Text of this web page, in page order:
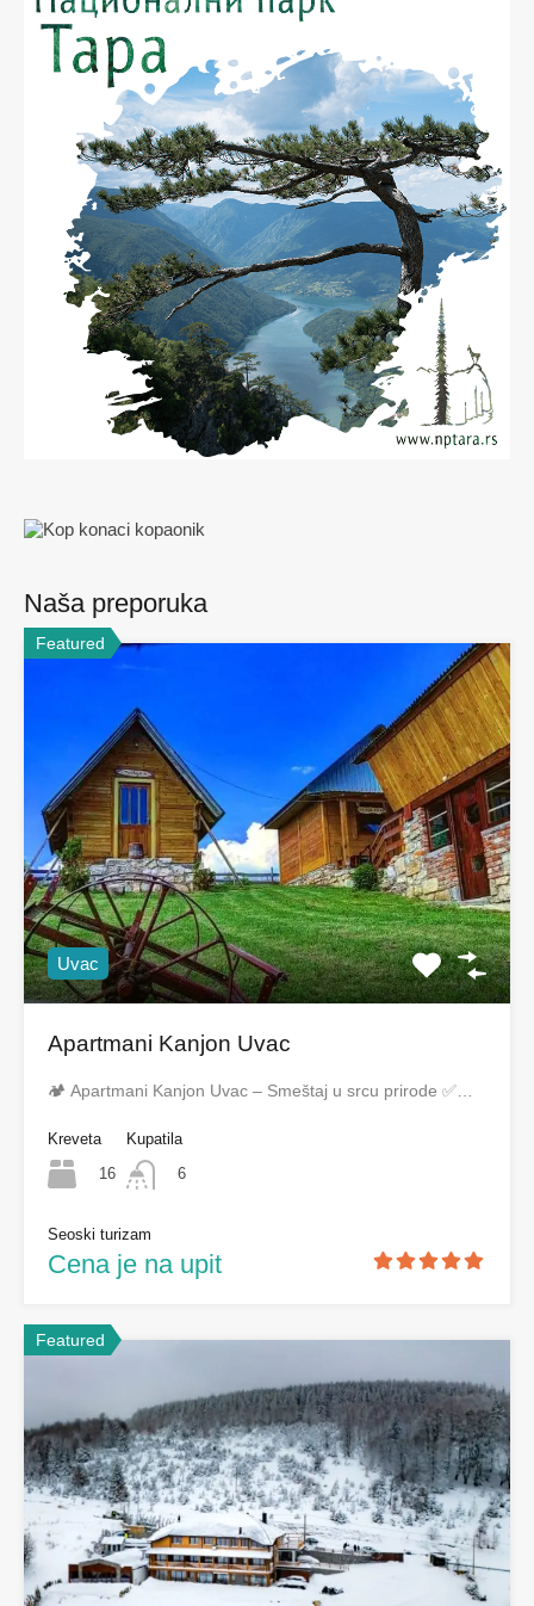
Naša preporuka
Featured
Uvac
Apartmani Kanjon Uvac
🏕️ Apartmani Kanjon Uvac – Smeštaj u srcu prirode ✅…
Kreveta
16
Kupatila
6
Seoski turizam
Cena je na upit
Featured